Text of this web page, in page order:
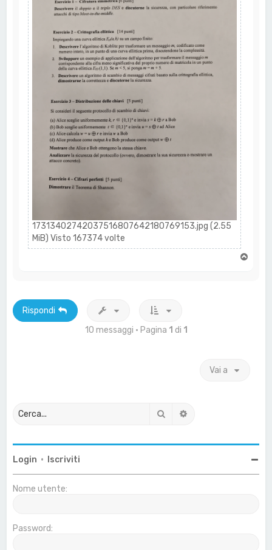
17313402742037516807642180769153.jpg (2.55
MiB) Visto 167374 volte
Rispondi
10 messaggi • Pagina 1 di 1
Vai a
Cerca
Login • Iscriviti
Nome utente:
Password: